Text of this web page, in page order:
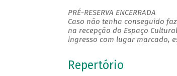
PRÉ-RESERVA ENCERRADA
Caso não tenha conseguido
na recepção do Espaço
ingresso com lugar marcado,
Repertório